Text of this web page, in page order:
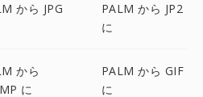
から JPG
PALM から JP2
に
から
に
PALM から GIF
に